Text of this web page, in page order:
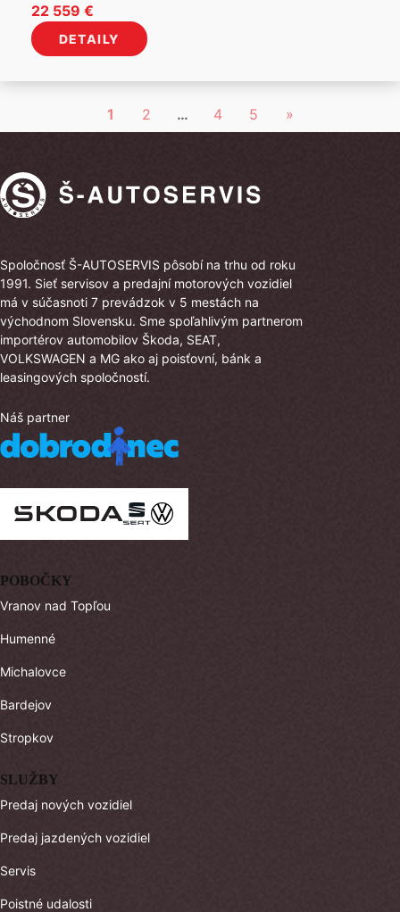
Pôvodná
cena
bola:
22 559 €Aktuálna
cena
je:
DETAILY
1 2 … 4 5 »
Spoločnosť Š-AUTOSERVIS pôsobí na trhu od roku
1991. Sieť servisov a predajní motorových vozidiel
má v súčasnoti 7 prevádzok v 5 mestách na
východnom Slovensku. Sme spoľahlivým partnerom
importérov automobilov Škoda, SEAT,
VOLKSWAGEN a MG ako aj poisťovní, bánk a
leasingových spoločností.
Náš partner
POBOČKY
Vranov nad Topľou
Humenné
Michalovce
Bardejov
Stropkov
SLUŽBY
Predaj nových vozidiel
Predaj jazdených vozidiel
Servis
Poistné udalosti